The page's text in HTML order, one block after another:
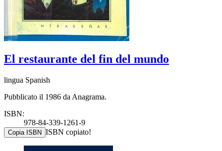
El restaurante del fin del mundo
lingua Spanish
Pubblicato il 1986 da Anagrama.
ISBN:
978-84-339-1261-9
Copia ISBN ISBN copiato!